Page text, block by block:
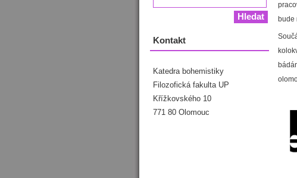
bude
Kontakt
Katedra bohemistiky
Filozofická fakulta UP
Křížkovského 10
771 80 Olomouc